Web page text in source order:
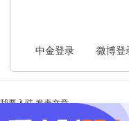
中金登录 微博登
我要入驻 发表文章